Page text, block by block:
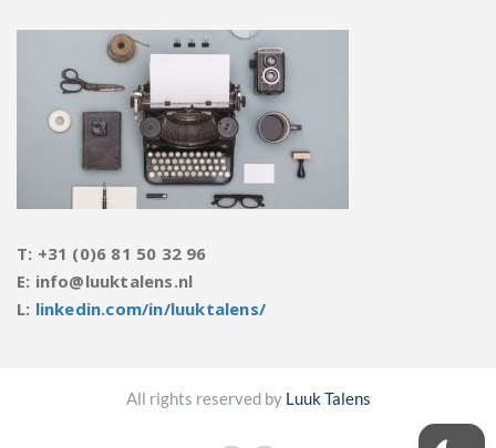
T: +31 (0)6 81 50 32 96
E: info@luuktalens.nl
L: linkedin.com/in/luuktalens/
All rights reserved by Luuk Talens